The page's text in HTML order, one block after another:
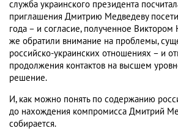
служба украинского президента
приглашения Дмитрию Медведеву
года – и согласие, полученное
же обратили внимание на проблемы,
российско-украинских отношениях – и
продолжения контактов на высшем
решение.
И, как можно понять по содержанию
до нахождения компромисса Дмитрий
собирается.